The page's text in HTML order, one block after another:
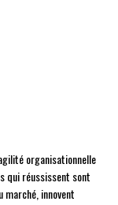
organisationnelle
qui réussissent sont
marché, innovent